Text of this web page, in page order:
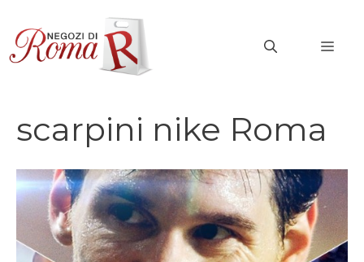
contenuto
scarpini nike Roma